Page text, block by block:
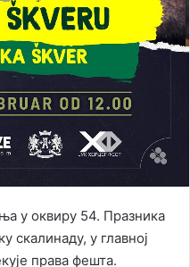
у оквиру 54. Празника
скалинаду, у главној
права фешта.